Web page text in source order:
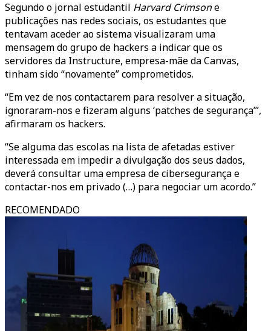
Segundo o jornal estudantil Harvard Crimsone
publicações nas redes sociais, os estudantes que
tentavam aceder ao sistema visualizaram uma
mensagem do grupo de hackers a indicar que os
servidores da Instructure, empresa-mãe da Canvas,
tinham sido “novamente” comprometidos.
“Em vez de nos contactarem para resolver a situação,
ignoraram-nos e fizeram alguns ‘patches de segurança’”,
afirmaram os hackers.
“Se alguma das escolas na lista de afetadas estiver
interessada em impedir a divulgação dos seus dados,
deverá consultar uma empresa de cibersegurança e
contactar-nos em privado (…) para negociar um acordo.”
RECOMENDADO